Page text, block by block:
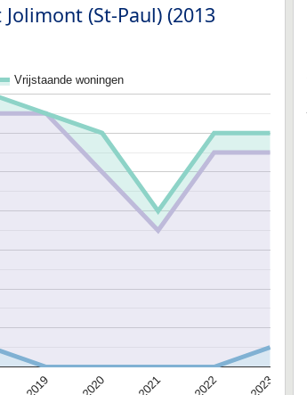
(St-Paul) (2013
Vrijstaande woningen
2019 2020 2021 2022 2023